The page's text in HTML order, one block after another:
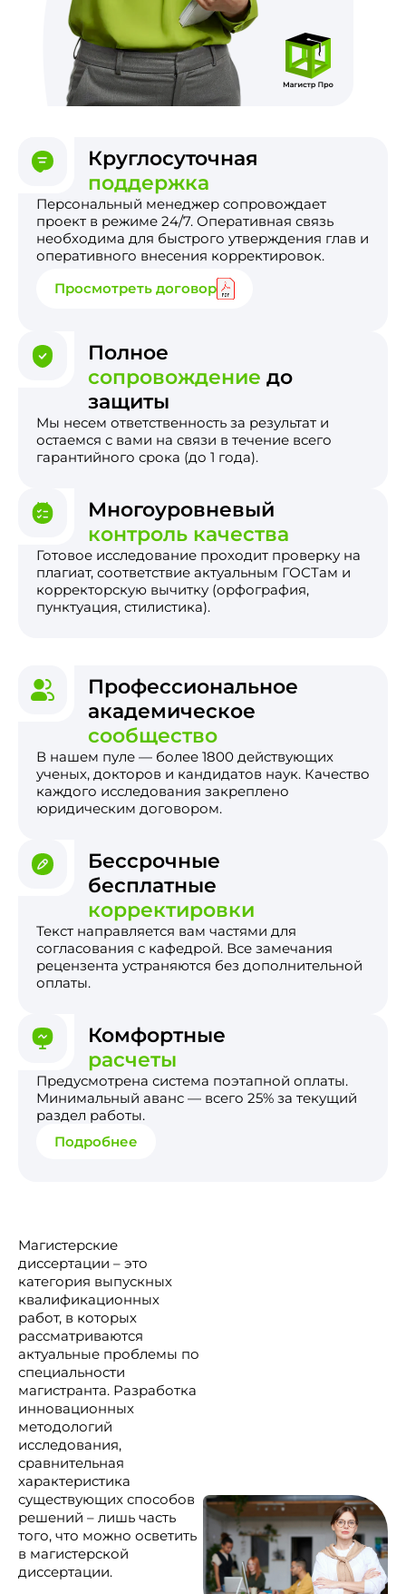
Круглосуточная
поддержка
Персональный менеджер сопровождает
проект в режиме 24/7. Оперативная связь
необходима для быстрого утверждения глав и
оперативного внесения корректировок.
Просмотреть договор
Полное
сопровождение до
защиты
Мы несем ответственность за результат и
остаемся с вами на связи в течение всего
гарантийного срока (до 1 года).
Многоуровневый
контроль качества
Готовое исследование проходит проверку на
плагиат, соответствие актуальным ГОСТам и
корректорскую вычитку (орфография,
пунктуация, стилистика).
Профессиональное
академическое
сообщество
В нашем пуле — более 1800 действующих
ученых, докторов и кандидатов наук. Качество
каждого исследования закреплено
юридическим договором.
Бессрочные
бесплатные
корректировки
Текст направляется вам частями для
согласования с кафедрой. Все замечания
рецензента устраняются без дополнительной
оплаты.
Комфортные
расчеты
Предусмотрена система поэтапной оплаты.
Минимальный аванс — всего 25% за текущий
раздел работы.
Подробнее
Магистерские
диссертации – это
категория выпускных
квалификационных
работ, в которых
рассматриваются
актуальные проблемы по
специальности
магистранта. Разработка
инновационных
методологий
исследования,
сравнительная
характеристика
существующих способов
решений – лишь часть
того, что можно осветить
в магистерской
диссертации.